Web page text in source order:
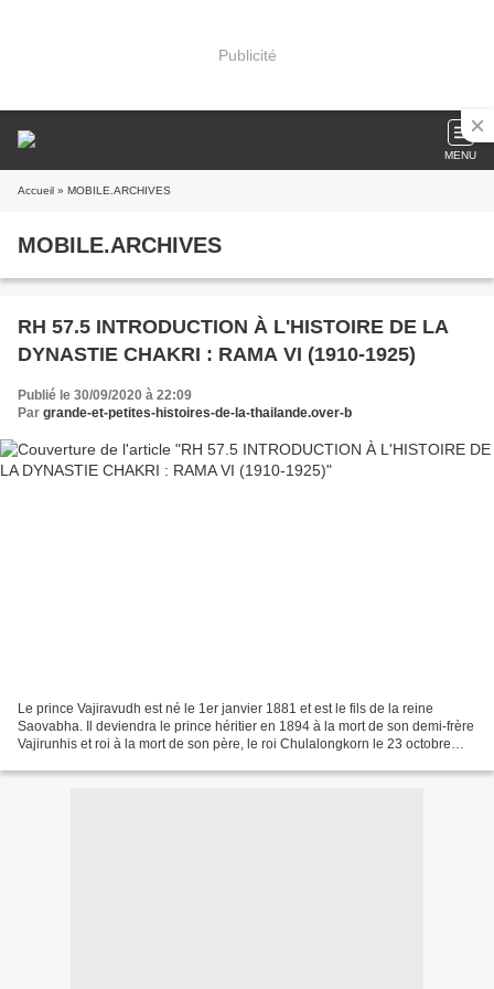
Publicité
MENU
Accueil » MOBILE.ARCHIVES
MOBILE.ARCHIVES
RH 57.5 INTRODUCTION À L'HISTOIRE DE LA
DYNASTIE CHAKRI : RAMA VI (1910-1925)
Publié le 30/09/2020 à 22:09
Par grande-et-petites-histoires-de-la-thailande.over-b
Le prince Vajiravudh est né le 1er janvier 1881 et est le fils de la reine
Saovabha. Il deviendra le prince héritier en 1894 à la mort de son demi-frère
Vajirunhis et roi à la mort de son père, le roi Chulalongkorn le 23 octobre